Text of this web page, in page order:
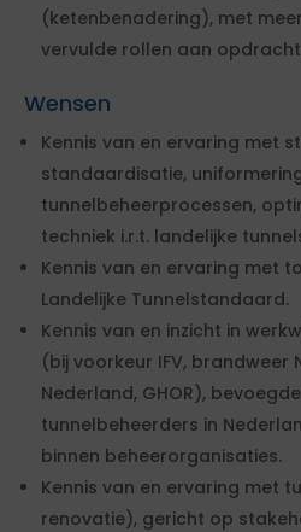
(ketenbenadering), met
vervulde rollen aan
Wensen
Kennis van en ervaring met
standaardisatie,
tunnelbeheerprocessen,
techniek i.r.t. landelijke
Kennis van en ervaring met
Landelijke Tunnelstandaard.
Kennis van en inzicht in
(bij voorkeur IFV, brandweer
Nederland, GHOR),
tunnelbeheerders in
binnen beheerorganisaties.
Kennis van en ervaring met
renovatie), gericht op